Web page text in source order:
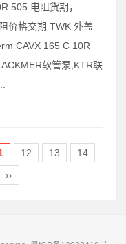
505 电阻货期，
价格交期 TWK 外盖
CAVX 165 C 10R
软管泵,KTR联
12 13
14
››